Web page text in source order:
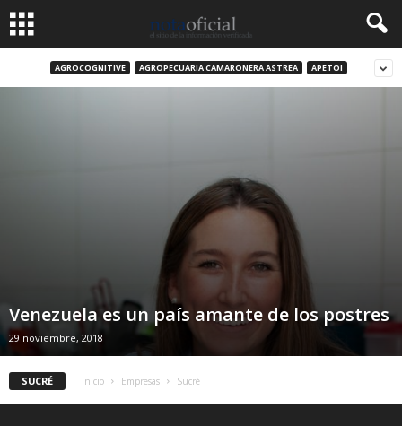
AGROCOGNITIVE AGROPECUARIA CAMARONERA ASTREA APETOI
Venezuela es un país amante de los postres
29 noviembre, 2018
SUCRÉ Inicio Empresas Sucré